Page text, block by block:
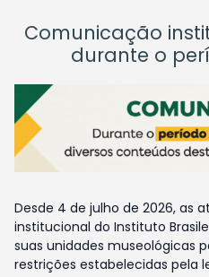
Comunicação
durante o
Desde 4 de julho de 2026, as
institucional do Instituto
suas unidades museológicas
restrições estabelecidas pela